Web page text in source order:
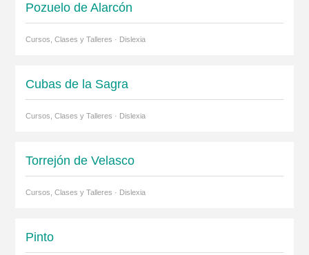
Pozuelo de Alarcón
Cursos, Clases y Talleres · Dislexia
Cubas de la Sagra
Cursos, Clases y Talleres · Dislexia
Torrejón de Velasco
Cursos, Clases y Talleres · Dislexia
Pinto